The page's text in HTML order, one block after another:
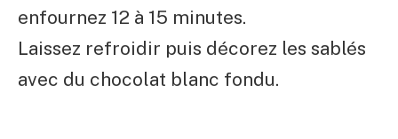
enfournez 12 à 15 minutes.
Laissez refroidir puis décorez les sablés
avec du chocolat blanc fondu.